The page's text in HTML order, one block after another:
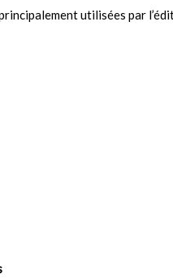
utilisées par